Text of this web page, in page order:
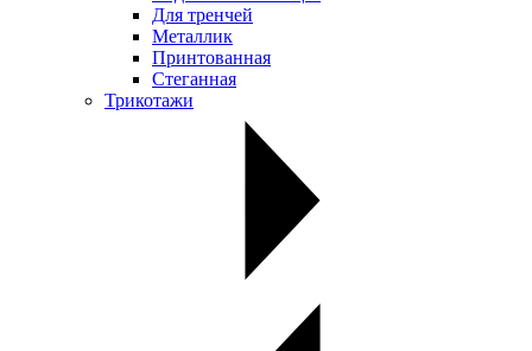
Для тренчей
Металлик
Принтованная
Стеганная
Трикотажи